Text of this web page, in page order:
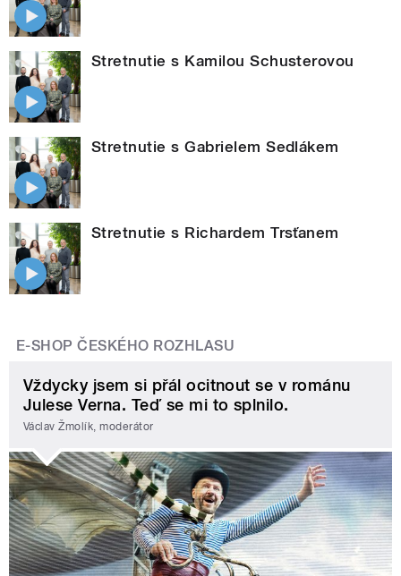
Stretnutie s Kamilou Schusterovou
Stretnutie s Gabrielem Sedlákem
Stretnutie s Richardem Trsťanem
E-SHOP ČESKÉHO ROZHLASU
Vždycky jsem si přál ocitnout se v románu
Julese Verna. Teď se mi to splnilo.
Václav Žmolík, moderátor